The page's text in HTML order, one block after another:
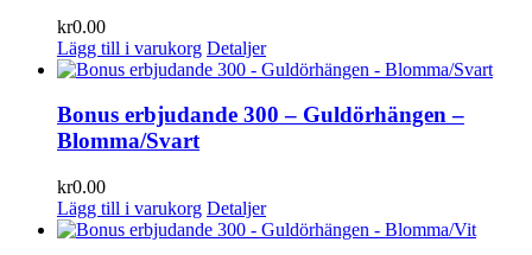
kr0.00
Lägg till i varukorg Detaljer
Bonus erbjudande 300 – Guldörhängen –
Blomma/Svart
kr0.00
Lägg till i varukorg Detaljer